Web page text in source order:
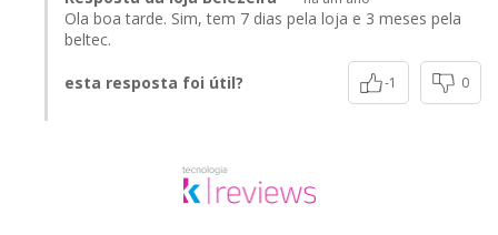
Ola boa tarde. Sim, tem 7 dias pela loja e 3 meses pela
beltec.
esta resposta foi útil? -1 0